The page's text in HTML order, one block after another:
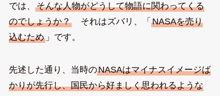
では、 そんな人物がどうして物語に関わってくる
のでしょうか？それはズバリ、「 NASAを売り
込むため」です。
先述した通り、当時のNASAはマイナスイメージば
かりが先行し、国民から好ましく思われるような